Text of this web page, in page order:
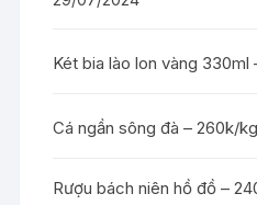
Két bia lào lon vàng 330ml
Cá ngần sông đà – 260k/
Rượu bách niên hồ đồ –